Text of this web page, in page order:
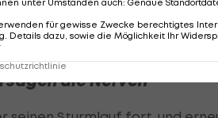
die Nerven
unter Umständen auch: Genaue
für gewisse Zwecke berechtigtes
Details dazu, sowie die Möglichkeit Ihr